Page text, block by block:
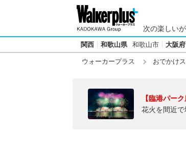
次の楽しいが
関西 和歌山県 和歌山市 大阪府
ウォーカープラス おでかけ
【臨港パー
花火を間近